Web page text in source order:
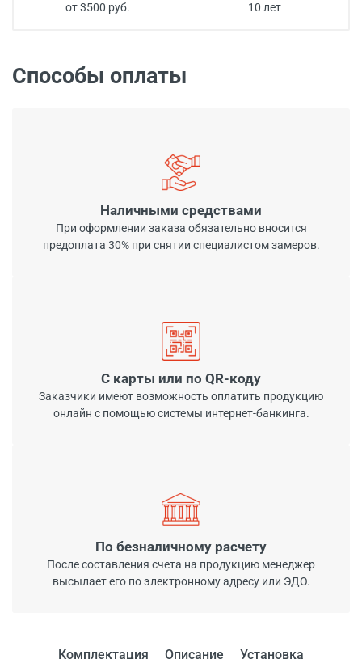
от 3500 руб. 10 лет
Способы оплаты
Наличными средствами
При оформлении заказа обязательно вносится
предоплата 30% при снятии специалистом замеров.
С карты или по QR-коду
Заказчики имеют возможность оплатить продукцию
онлайн с помощью системы интернет-банкинга.
По безналичному расчету
После составления счета на продукцию менеджер
высылает его по электронному адресу или ЭДО.
Комплектация Описание Установка